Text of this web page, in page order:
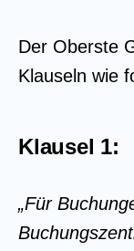
Der Oberste
Klauseln wie
Klausel 1:
„Für